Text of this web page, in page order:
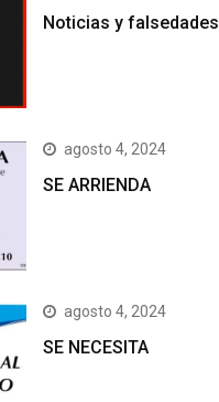
Noticias y falsedades
agosto 4, 2024
SE ARRIENDA
agosto 4, 2024
SE NECESITA